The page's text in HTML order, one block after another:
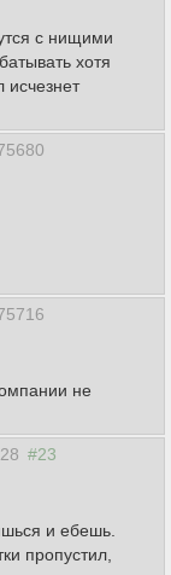
с нищими
хотя
исчезнет
не
#23
и ебешь.
пропустил,